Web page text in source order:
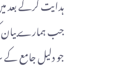
جب ہمارے بیان
جو دلیل جامع کے